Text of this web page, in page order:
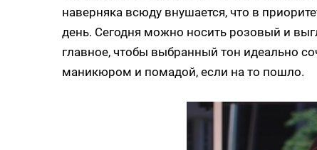
наверняка всюду внушается, что в
день. Сегодня можно носить розовый и
главное, чтобы выбранный тон идеально
маникюром и помадой, если на то пошло.